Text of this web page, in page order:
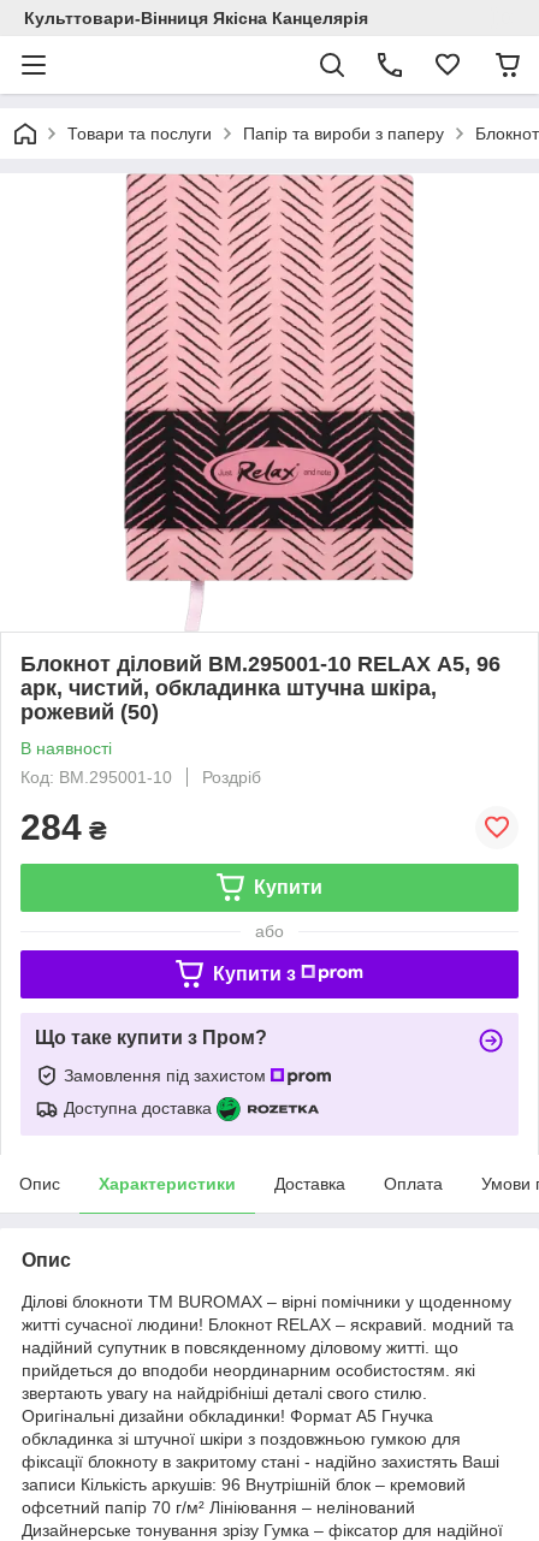
Культтовари-Вінниця Якісна Канцелярія
Товари та послуги Папір та вироби з паперу
Блокнот діловий BM.295001-10 RELAX А5, 96
арк, чистий, обкладинка штучна шкіра,
рожевий (50)
В наявності
Код: BM.295001-10
Роздріб
284 ₴
Купити
або
Купити з
Що таке купити з Пром?
Замовлення під захистом
Доступна доставка
Опис Характеристики Доставка Оплата Умови
Опис
Ділові блокноти ТМ BUROMAX – вірні помічники у щоденному
житті сучасної людини! Блокнот RELAX – яскравий. модний та
надійний супутник в повсякденному діловому житті. що
прийдеться до вподоби неординарним особистостям. які
звертають увагу на найдрібніші деталі свого стилю.
Оригінальні дизайни обкладинки! Формат А5 Гнучка
обкладинка зі штучної шкіри з поздовжньою гумкою для
фіксації блокноту в закритому стані - надійно захистять Ваші
записи Кількість аркушів: 96 Внутрішній блок – кремовий
офсетний папір 70 г/м² Лініювання – нелінований
Дизайнерське тонування зрізу Гумка – фіксатор для надійної